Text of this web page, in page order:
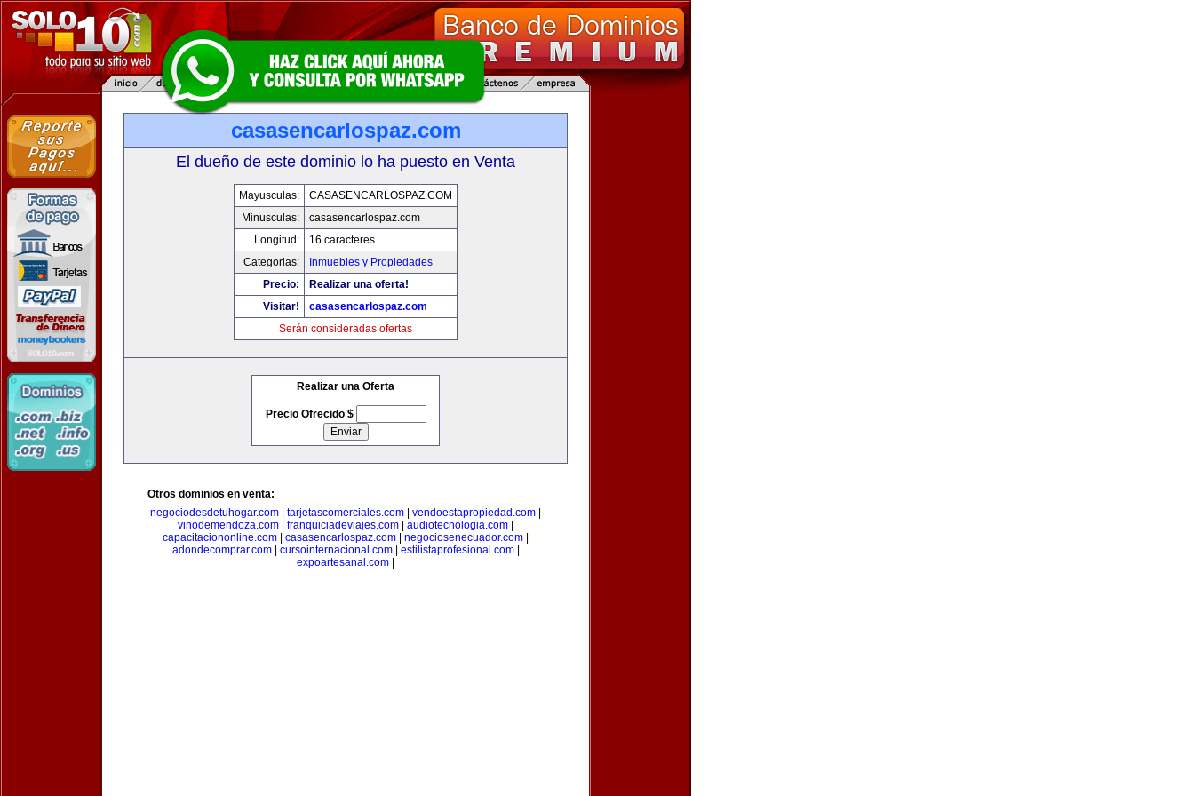
casasencarlospaz.com
El dueño de este dominio lo ha puesto en Venta
Mayusculas:
CASASENCARLOSPAZ.COM
Minusculas:
casasencarlospaz.com
Longitud:
16 caracteres
Categorias:
Inmuebles y Propiedades
Precio:
Realizar una oferta!
Visitar!
casasencarlospaz.com
Serán consideradas ofertas
Realizar una Oferta
Precio Ofrecido $
Otros dominios en venta:
negociodesdetuhogar.com
tarjetascomerciales.com vendoestapropiedad.com
vinodemendoza.com
franquiciadeviajes.com audiotecnologia.com
capacitaciononline.com
casasencarlospaz.com negociosenecuador.com
adondecomprar.com| cursointernacional.com| estilistaprofesional.com|
expoartesanal.com